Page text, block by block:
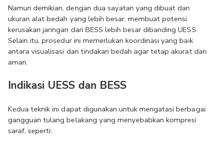
Namun demikian, dengan dua sayatan yang dibuat dan
ukuran alat bedah yang lebih besar, membuat potensi
kerusakan jaringan dari BESS lebih besar dibanding UESS.
Selain itu, prosedur ini memerlukan koordinasi yang baik
antara visualisasi dan tindakan bedah agar tetap akurat dan
aman.
Indikasi UESS dan BESS
Kedua teknik ini dapat digunakan untuk mengatasi berbagai
gangguan tulang belakang yang menyebabkan kompresi
saraf, seperti: